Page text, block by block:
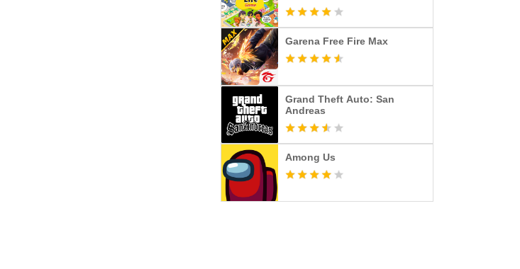
Garena Free Fire Max
Grand Theft Auto: San
Andreas
Among Us